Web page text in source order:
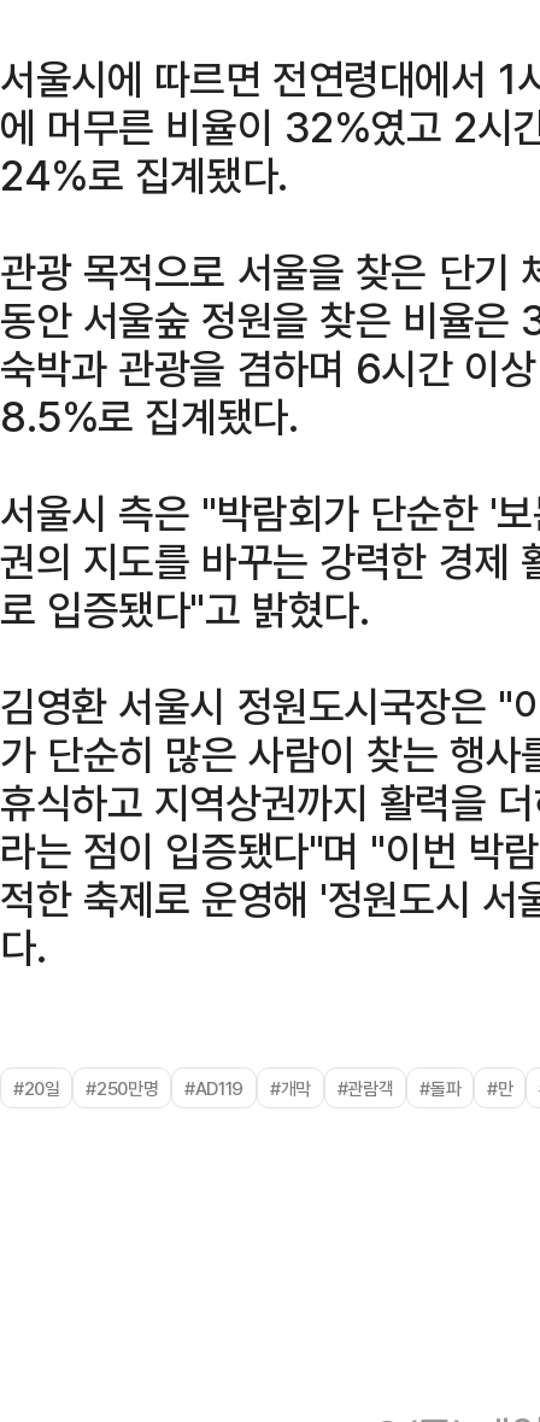
서울시에 따르면 전연령대에서
에 머무른 비율이 32%였고 2시
24%로 집계됐다.
관광 목적으로 서울을 찾은 단기
동안 서울숲 정원을 찾은 비율
숙박과 관광을 겸하며 6시간 이
8.5%로 집계됐다.
서울시 측은 "박람회가 단순한 '
권의 지도를 바꾸는 강력한 경제
로 입증됐다"고 밝혔다.
김영환 서울시 정원도시국장은 "
가 단순히 많은 사람이 찾는 행
휴식하고 지역상권까지 활력을
라는 점이 입증됐다"며 "이번 박
적한 축제로 운영해 '정원도시 서
다.
#20일 #250만명 #AD119 #개막 #관람객 #돌파 #만